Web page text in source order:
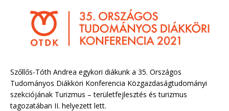
Szőllős-Tóth Andrea egykori diákunk a 35. Országos
Tudományos Diákköri Konferencia Közgazdaságtudományi
szekciójának Turizmus – területfejlesztés és turizmus
tagozatában II. helyezett lett.